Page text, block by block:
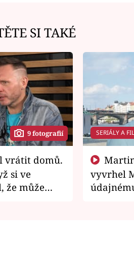
SI TAKÉ
9 fotografií
si ve
že může
SERIÁLY A
vyvrhel